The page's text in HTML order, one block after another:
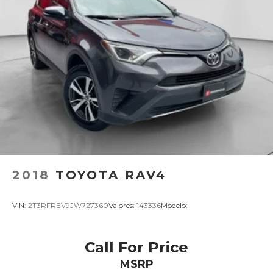
2018 TOYOTA RAV4
VIN: 2T3RFREV9JW727360Valores: 143336Modelo:
Call For Price
MSRP